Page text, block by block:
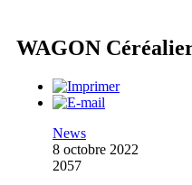
WAGON
News
8 octobre 2022
2057